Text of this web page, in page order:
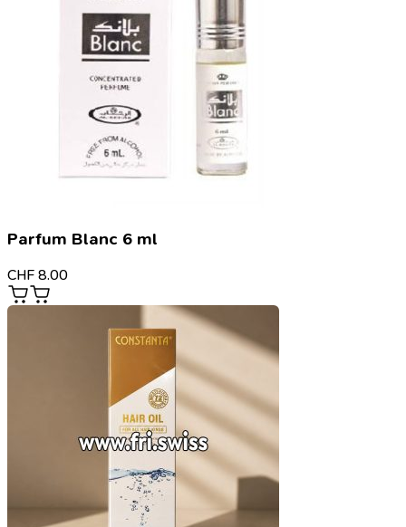
Parfum Blanc 6 ml
CHF 8.00